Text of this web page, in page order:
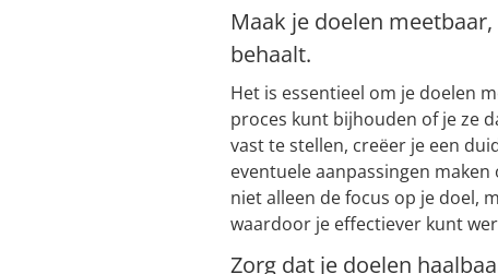
Maak je doelen
behaalt.
Het is essentieel om je doelen
proces kunt bijhouden of je ze
vast te stellen, creëer je een
eventuele aanpassingen
niet alleen de focus op je doel,
waardoor je effectiever kunt
Zorg dat je doelen